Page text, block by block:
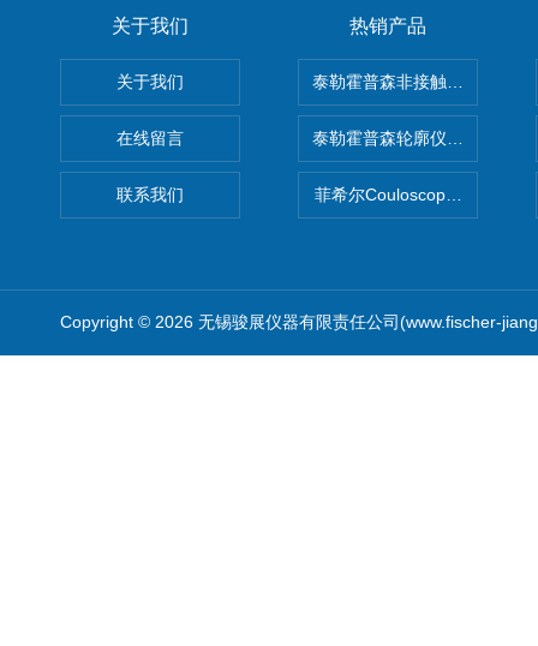
关于我们
关于我们
在线留言
联系我们
热销产品
泰勒霍普森非接触式轮廓仪
泰勒霍普森轮廓仪|TAYLOR
菲希尔Couloscope CMS2电
Copyright © 2026 无锡骏展仪器有限责任公司(www.fischer-